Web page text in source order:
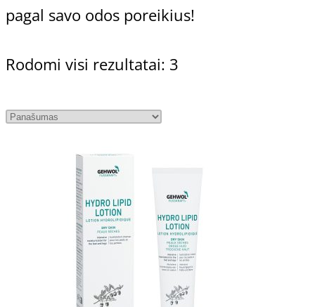
pagal savo odos poreikius!
Rodomi visi rezultatai: 3